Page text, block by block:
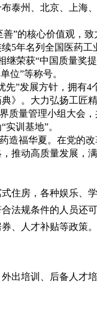
泰州、北京、上海
”的核心价值观，
续5年名列全国医药工
继荣获“中国质量奖
位”等称号。
先”发展方针，拥有4
》。大力弘扬工匠
质量管理小组大会
训基地”。
造福华夏。在党的
推动高质量发展，
住房，各种娱乐、
法规条件的人员还
、人才补贴等政策。
出培训、后备人才